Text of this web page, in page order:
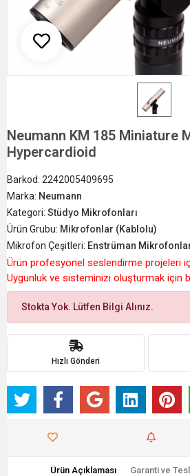
Neumann KM 185 Miniature
Hypercardioid
Barkod: 2242005409695
Marka: Neumann
Kategori: Stüdyo Mikrofonları
Ürün Grubu: Mikrofonlar (Kablolu)
Mikrofon Çeşitleri: Enstrüman
Ürün profesyonel seslendirme projeleri
Uygunluk ve sisteminizi oluşturmak için
Stokta Yok. Lütfen Bilgi Alınız.
Hızlı Gönderi
Ürün Açıklaması Garanti ve